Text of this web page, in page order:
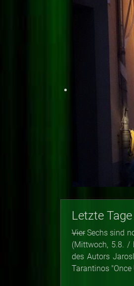
Letzte Tage
VierSechs sind
(Mittwoch, 5.8. /
des Autors
Tarantinos